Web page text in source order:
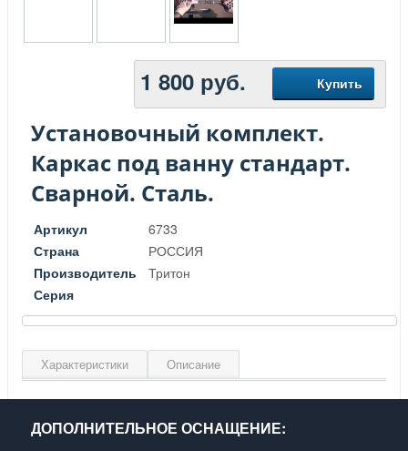
1 800 руб. Купить
Установочный комплект.
Каркас под ванну стандарт.
Сварной. Сталь.
Артикул
6733
Страна
РОССИЯ
Производитель
Тритон
Серия
Характеристики Описание
Гарантия, лет
ДОПОЛНИТЕЛЬНОЕ ОСНАЩЕНИЕ: